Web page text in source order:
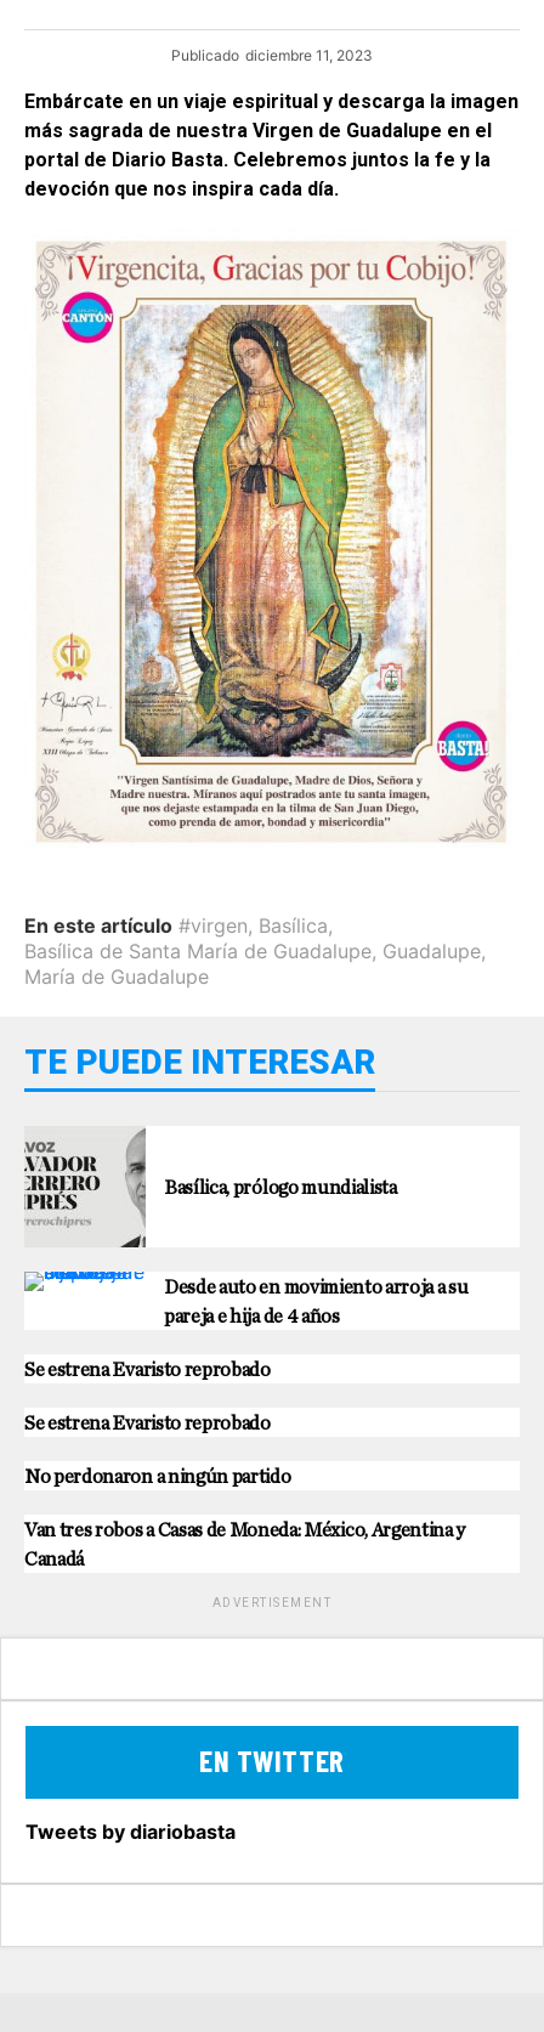
Publicado diciembre 11, 2023
Embárcate en un viaje espiritual y descarga la imagen
más sagrada de nuestra Virgen de Guadalupe en el
portal de Diario Basta. Celebremos juntos la fe y la
devoción que nos inspira cada día.
En este artículo #virgen, Basílica,
Basílica de Santa María de Guadalupe, Guadalupe,
María de Guadalupe
TE PUEDE INTERESAR
Basílica, prólogo mundialista
Desde auto en movimiento arroja a su
pareja e hija de 4 años
Se estrena Evaristo reprobado
Se estrena Evaristo reprobado
No perdonaron a ningún partido
Van tres robos a Casas de Moneda: México, Argentina y
Canadá
ADVERTISEMENT
EN TWITTER
Tweets by diariobasta